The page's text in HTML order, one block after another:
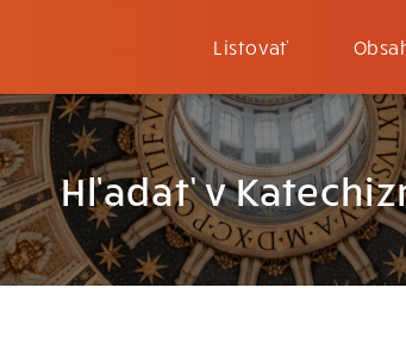
Listovať
Hľadať v